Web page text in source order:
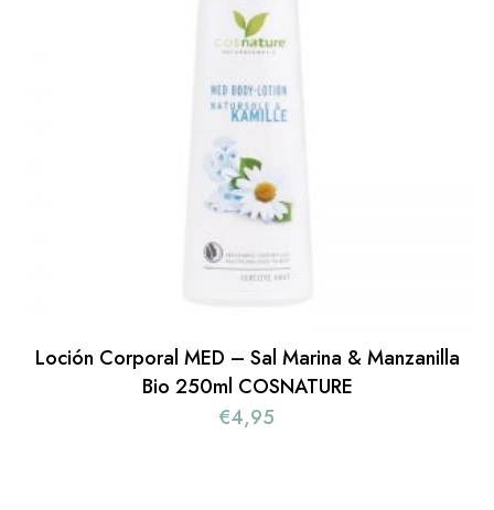
Loción Corporal MED – Sal Marina & Manzanilla
Bio 250ml COSNATURE
€4,95